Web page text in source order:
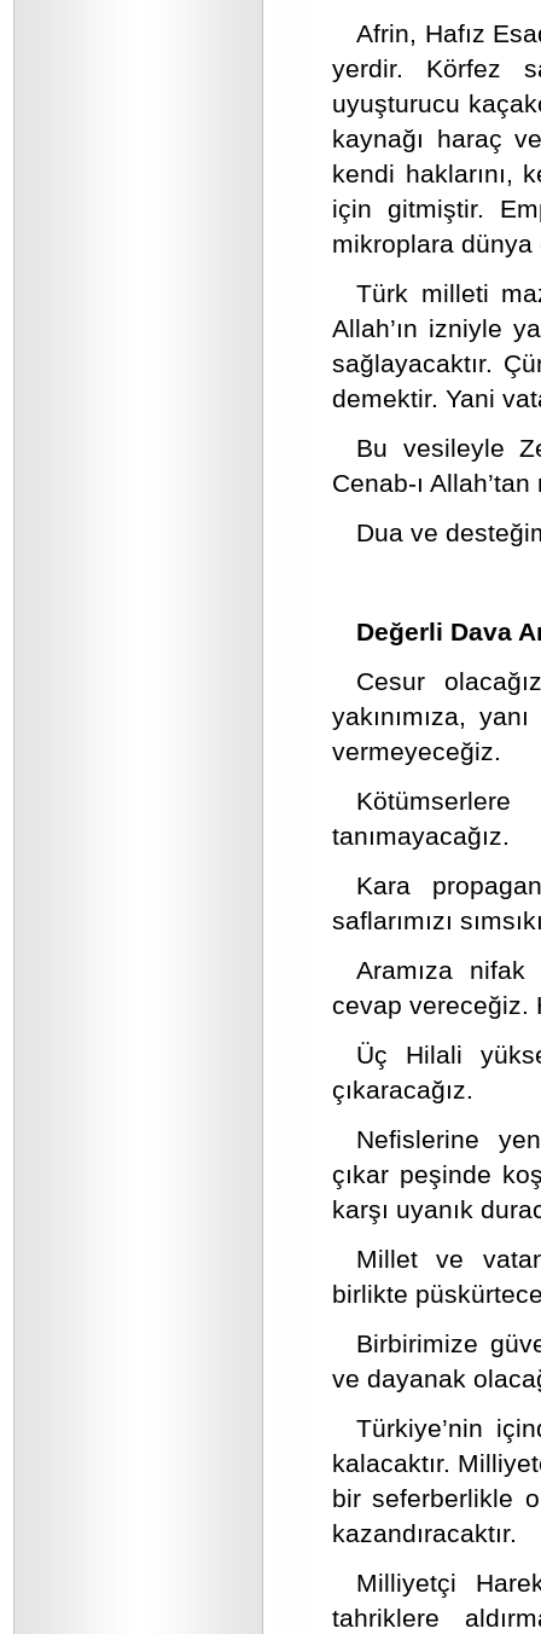
Afrin, Hafız
yerdir. Körfez
uyuşturucu
kaynağı haraç
kendi haklarını,
için gitmiştir.
mikroplara dünya
Türk milleti
Allah’ın izniyle
sağlayacaktır.
demektir. Yani
Bu vesileyle
Cenab-ı
Dua ve
Değerli Dava
Cesur
yakınımıza,
vermeyeceğiz.
tanımayacağız.
Kara
saflarımızı
Aramıza
cevap vereceğiz.
Üç Hilali
çıkaracağız.
Nefislerine
çıkar peşinde
karşı uyanık
Millet ve
birlikte
Birbirimize
ve dayanak
Türkiye’nin
kalacaktır.
bir seferberlikle
kazandıracaktır.
Milliyetçi
tahriklere